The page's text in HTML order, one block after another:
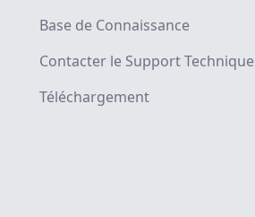
Base de Connaissance
Contacter le Support Technique
Téléchargement